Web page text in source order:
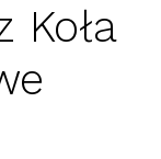
Koła